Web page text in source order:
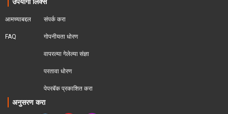
उपयोगी लिंक्स
आमच्याबद्दल
FAQ
संपर्क करा
गोपनीयता धोरण
वापरल्या गेलेल्या संज्ञा
परतावा धोरण
पेपरबॅक प्रकाशित करा
अनुसरण करा